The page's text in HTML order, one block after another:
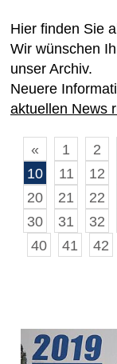
Hier finden Sie
Wir wünschen
unser Archiv.
Neuere
aktuellen News
« 1 2
10
11 12
20
21 22
30
31 32
40
41 42